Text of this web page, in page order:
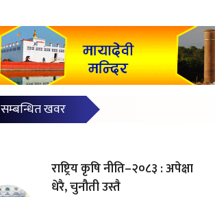
सम्बन्धित खवर
राष्ट्रिय कृषि नीति–२०८३ : अपेक्षा
धेरै, चुनौती उस्तै